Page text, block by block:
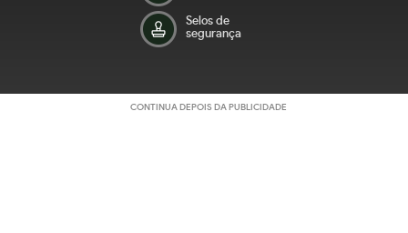
Selos de
segurança
CONTINUA DEPOIS DA PUBLICIDADE